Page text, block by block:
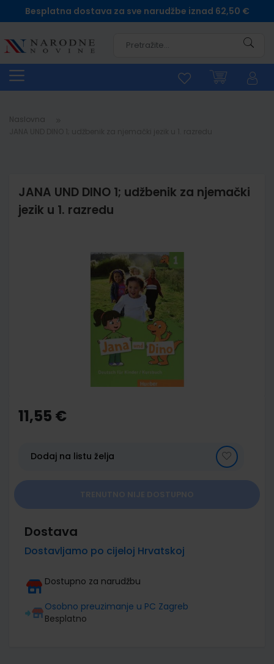
Besplatna dostava za sve narudžbe iznad 62,50 €
Naslovna
JANA UND DINO 1; udžbenik za njemački
jezik u 1. razredu
the
beginning
gallery
11,55 €
Dodaj na listu želja
Dostava
Dostavljamo po cijeloj Hrvatskoj
Dostupno za narudžbu
Osobno preuzimanje u PC Zagreb
Besplatno